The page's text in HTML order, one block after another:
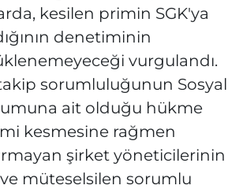
kesilen primin SGK'ya
denetiminin
vurgulandı.
sorumluluğunun Sosyal
ait olduğu hükme
kesmesine rağmen
şirket yöneticilerinin
müteselsilen sorumlu